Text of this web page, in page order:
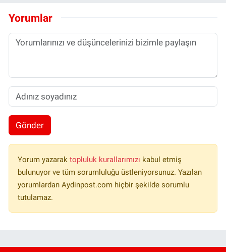
Yorumlar
Gönder
Yorum yazarak topluluk kurallarımızı kabul etmiş
bulunuyor ve tüm sorumluluğu üstleniyorsunuz. Yazılan
yorumlardan Aydinpost.com hiçbir şekilde sorumlu
tutulamaz.